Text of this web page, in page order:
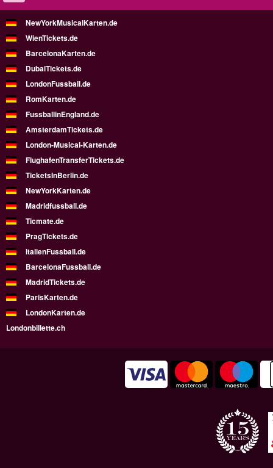
NewYorkMusicalKarten.de
WienTickets.de
BarcelonaKarten.de
DubaiTickets.de
LondonFussball.de
RomKarten.de
FussballinEngland.de
AmsterdamTickets.de
London-Musical-Karten.de
FlughafenTransferTickets.de
TicketsInBerlin.de
NewYorkKarten.de
Madridfussball.de
Ticmate.de
PragTickets.de
ItalienFussball.de
BarcelonaFussball.de
MadridTickets.de
ParisKarten.de
LondonKarten.de
Londonbillette.ch